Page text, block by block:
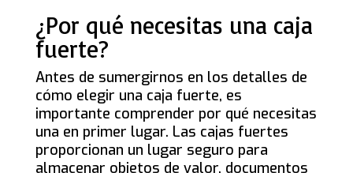
¿Por qué necesitas una caja
fuerte?
Antes de sumergirnos en los detalles de
cómo elegir una caja fuerte, es
importante comprender por qué necesitas
una en primer lugar. Las cajas fuertes
proporcionan un lugar seguro para
almacenar objetos de valor, documentos